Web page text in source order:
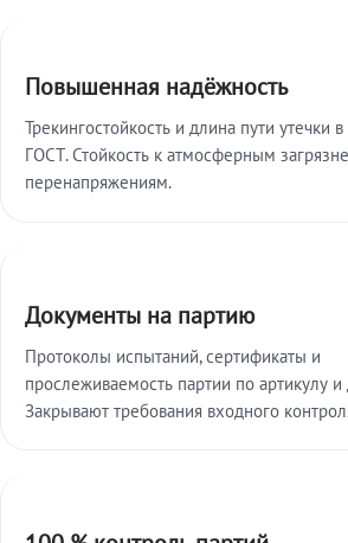
Повышенная надёжность
Трекингостойкость и длина пути утечки в
ГОСТ. Стойкость к атмосферным
перенапряжениям.
Документы на партию
Протоколы испытаний, сертификаты и
прослеживаемость партии по артикулу и
Закрывают требования входного